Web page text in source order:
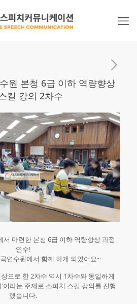
원 본청 6급 이하 역량향상
킬 강의 2차수
마련한 본청 6급 이하 역량향상 과정
연수!
연수원에서 함께 하게 되었어요~
으로 한 2차수 역시 1차수와 동일하게
이라는 주제로 스피치 스킬 강의를 진행
했습니다.